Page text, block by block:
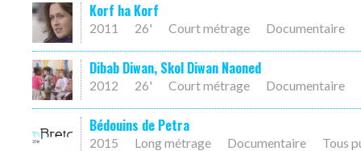
Korf ha Korf
2011 26' Court métrage Documentaire
Dibab Diwan, Skol Diwan Naoned
2012 26' Court métrage Documentaire
Bédouins de Petra
2015 Long métrage Documentaire Tous